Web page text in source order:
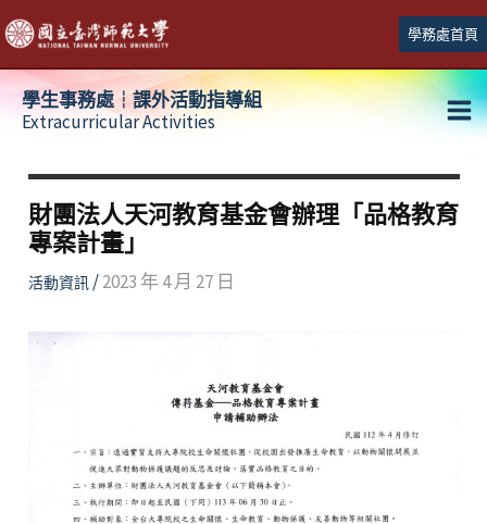
跳
至
主
學務處首頁
學生事務處┆課外活動指導組
Extracurricular Activities
財團法人天河教育基金會辦理「品格教育
專案計畫」
活動資訊/2023 年 4 月 27 日